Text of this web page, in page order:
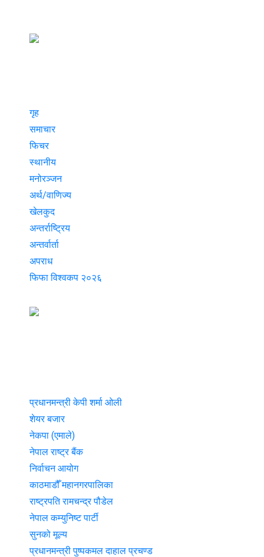
गृह
समाचार
फिचर
स्थानीय
मनोरञ्जन
अर्थ/वाणिज्य
खेलकुद
अन्तर्राष्ट्रिय
अन्तर्वार्ता
अपराध
फिफा विश्वकप २०२६
प्रधानमन्त्री केपी शर्मा ओली
शेयर बजार
नेकपा (एमाले)
नेपाल राष्ट्र बैंक
निर्वाचन आयोग
काठमाडौँ महानगरपालिका
राष्ट्रपति रामचन्द्र पौडेल
नेपाल कम्युनिष्ट पार्टी
सुनको मूल्य
प्रधानमन्त्री पुष्पकमल दाहाल प्रचण्ड